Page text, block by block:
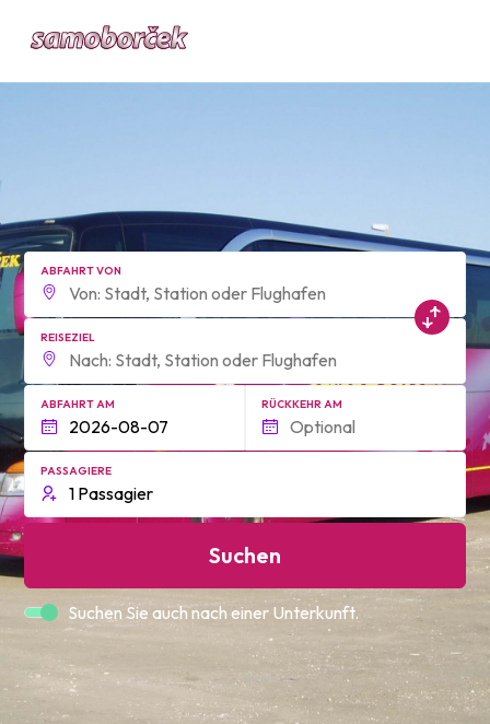
ABFAHRT VON
REISEZIEL
ABFAHRT AM RÜCKKEHR AM
PASSAGIERE
Suchen
Suchen Sie auch nach einer Unterkunft.